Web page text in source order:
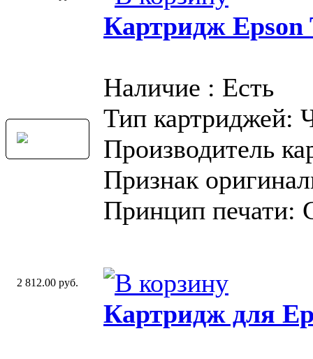
Картридж Epson
Наличие : Есть
Тип картриджей:
Производитель
Признак
Принцип печати:
2 812.00 руб.
Картридж для